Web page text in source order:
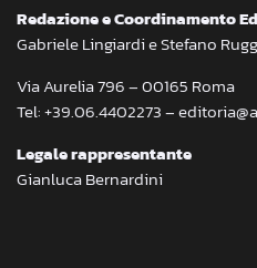
Redazione e Coordinamento
Gabriele Lingiardi e Stefano
Via Aurelia 796 – 00165 Roma
Tel: +39.06.4402273 –
Legale rappresentante
Gianluca Bernardini